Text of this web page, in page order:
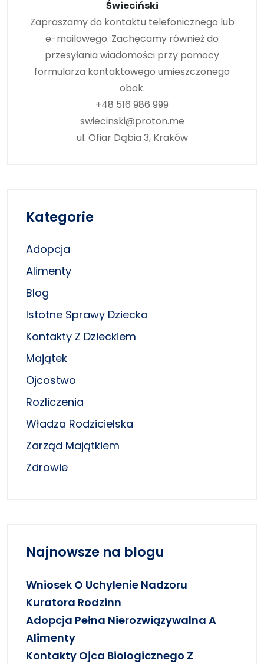
Świeciński
Zapraszamy do kontaktu telefonicznego lub
e-mailowego. Zachęcamy również do
przesyłania wiadomości przy pomocy
formularza kontaktowego umieszczonego
obok.
+48 516 986 999
swiecinski@proton.me
ul. Ofiar Dąbia 3, Kraków
Kategorie
Adopcja
Alimenty
Blog
Istotne Sprawy Dziecka
Kontakty Z Dzieckiem
Majątek
Ojcostwo
Rozliczenia
Władza Rodzicielska
Zarząd Majątkiem
Zdrowie
Najnowsze na blogu
Wniosek O Uchylenie Nadzoru
Kuratora Rodzinn
Adopcja Pełna Nierozwiązywalna A
Alimenty
Kontakty Ojca Biologicznego Z